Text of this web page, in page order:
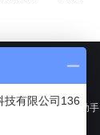
聊天宝客服聊天助手
技有限公司136